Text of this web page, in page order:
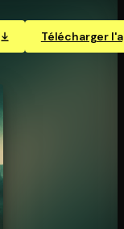
Télécharger